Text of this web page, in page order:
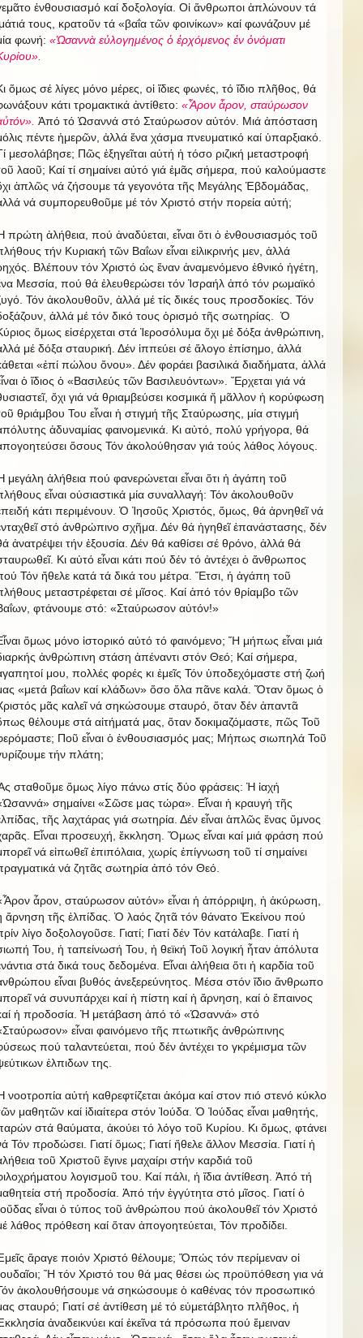
ἐνθουσιασμό καί δοξολογία. Οἱ ἄνθρωποι ἁπλώνουν τά
τους, κρατοῦν τά «βαΐα τῶν φοινίκων» καί φωνάζουν μέ
φωνή: «Ὡσαννὰ εὐλογημένος ὁ ἐρχόμενος ἐν ὀνόματι
ὅμως σέ λίγες μόνο μέρες, οἱ ἴδιες φωνές, τό ἴδιο πλῆθος, θά
κάτι τρομακτικά ἀντίθετο: «Ἆρον ἆρον, σταύρωσον
Ἀπό τό Ὡσαννά στό Σταύρωσον αὐτόν. Μιά ἀπόσταση
πέντε ἡμερῶν, ἀλλά ἕνα χάσμα πνευματικό καί ὑπαρξιακό.
μεσολάβησε; Πῶς ἐξηγεῖται αὐτή ἡ τόσο ριζική μεταστροφή
λαοῦ; Καί τί σημαίνει αὐτό γιά ἐμᾶς σήμερα, πού καλούμαστε
ἁπλῶς νά ζήσουμε τά γεγονότα τῆς Μεγάλης Ἑβδομάδας,
νά συμπορευθοῦμε μέ τόν Χριστό στήν πορεία αὐτή;
πρώτη ἀλήθεια, πού ἀναδύεται, εἶναι ὅτι ὁ ἐνθουσιασμός τοῦ
τήν Κυριακή τῶν Βαΐων εἶναι εἰλικρινής μεν, ἀλλά
Βλέπουν τόν Χριστό ὡς ἕναν ἀναμενόμενο ἐθνικό ἡγέτη,
Μεσσία, πού θά ἐλευθερώσει τόν Ἰσραήλ ἀπό τόν ρωμαϊκό
Τόν ἀκολουθοῦν, ἀλλά μέ τίς δικές τους προσδοκίες. Τόν
ἀλλά μέ τόν δικό τους ὁρισμό τῆς σωτηρίας. Ὁ
ὅμως εἰσέρχεται στά Ἱεροσόλυμα ὄχι μέ δόξα ἀνθρώπινη,
μέ δόξα σταυρική. Δέν ἱππεύει σέ ἄλογο ἐπίσημο, ἀλλά
«ἐπί πώλου ὄνου». Δέν φοράει βασιλικά διαδήματα, ἀλλά
ὁ ἴδιος ὁ «Βασιλεύς τῶν Βασιλευόντων». Ἔρχεται γιά νά
ὄχι γιά νά θριαμβεύσει κοσμικά ἤ μᾶλλον ἡ κορύφωση
θριάμβου Του εἶναι ἡ στιγμή τῆς Σταύρωσης, μία στιγμή
ἀδυναμίας φαινομενικά. Κι αὐτό, πολύ γρήγορα, θά
ὅσους Τόν ἀκολούθησαν γιά τούς λάθος λόγους.
μεγάλη ἀλήθεια πού φανερώνεται εἶναι ὅτι ἡ ἀγάπη τοῦ
εἶναι οὐσιαστικά μία συναλλαγή: Τόν ἀκολουθοῦν
κάτι περιμένουν. Ὁ Ἰησοῦς Χριστός, ὅμως, θά ἀρνηθεῖ νά
στό ἀνθρώπινο σχῆμα. Δέν θά ἡγηθεῖ ἐπανάστασης, δέν
ἀνατρέψει τήν ἐξουσία. Δέν θά καθίσει σέ θρόνο, ἀλλά θά
Κι αὐτό εἶναι κάτι πού δέν τό ἀντέχει ὁ ἄνθρωπος
Τόν ἤθελε κατά τά δικά του μέτρα. Ἔτσι, ἡ ἀγάπη τοῦ
μεταστρέφεται σέ μῖσος. Καί ἀπό τόν θρίαμβο τῶν
φτάνουμε στό: «Σταύρωσον αὐτόν!»
ὅμως μόνο ἱστορικό αὐτό τό φαινόμενο; Ἤ μήπως εἶναι μιά
ἀνθρώπινη στάση ἀπέναντι στόν Θεό; Καί σήμερα,
μου, πολλές φορές κι ἐμεῖς Τόν ὑποδεχόμαστε στή ζωή
«μετά βαΐων καί κλάδων» ὅσο ὅλα πᾶνε καλά. Ὅταν ὅμως ὁ
μᾶς καλεῖ νά σηκώσουμε σταυρό, ὅταν δέν ἀπαντᾶ
θέλουμε στά αἰτήματά μας, ὅταν δοκιμαζόμαστε, πῶς Τοῦ
Ποῦ εἶναι ὁ ἐνθουσιασμός μας; Μήπως σιωπηλά Τοῦ
τήν πλάτη;
σταθοῦμε ὅμως λίγο πάνω στίς δύο φράσεις: Ἡ ἰαχή
σημαίνει «Σῶσε μας τώρα». Εἶναι ἡ κραυγή τῆς
τῆς λαχτάρας γιά σωτηρία. Δέν εἶναι ἁπλῶς ἕνας ὕμνος
Εἶναι προσευχή, ἔκκληση. Ὅμως εἶναι καί μιά φράση πού
νά εἰπωθεῖ ἐπιπόλαια, χωρίς ἐπίγνωση τοῦ τί σημαίνει
νά ζητᾶς σωτηρία ἀπό τόν Θεό.
ἆρον, σταύρωσον αὐτόν» εἶναι ἡ ἀπόρριψη, ἡ ἀκύρωση,
ἄρνηση τῆς ἐλπίδας. Ὁ λαός ζητᾶ τόν θάνατο Ἐκείνου πού
λίγο δοξολογοῦσε. Γιατί; Γιατί δέν Τόν κατάλαβε. Γιατί ἡ
Του, ἡ ταπείνωσή Του, ἡ θεϊκή Τοῦ λογική ἦταν ἀπόλυτα
στά δικά τους δεδομένα. Εἶναι ἀλήθεια ὅτι ἡ καρδία τοῦ
εἶναι βυθός ἀνεξερεύνητος. Μέσα στόν ἴδιο ἄνθρωπο
νά συνυπάρχει καί ἡ πίστη καί ἡ ἄρνηση, καί ὁ ἔπαινος
ἡ προδοσία. Ἡ μετάβαση ἀπό τό «Ὡσαννά» στό
εἶναι φαινόμενο τῆς πτωτικῆς ἀνθρώπινης
πού ταλαντεύεται, πού δέν ἀντέχει το γκρέμισμα τῶν
ἐλπιδων της.
νοοτροπία αὐτή καθρεφτίζεται ἀκόμα καί στον πιό στενό κύκλο
μαθητῶν καί ἰδιαίτερα στόν Ἰούδα. Ὁ Ἰούδας εἶναι μαθητής,
στά θαύματα, ἀκούει τό λόγο τοῦ Κυρίου. Κι ὅμως, φτάνει
Τόν προδώσει. Γιατί ὅμως; Γιατί ἤθελε ἄλλον Μεσσία. Γιατί ἡ
τοῦ Χριστοῦ ἔγινε μαχαίρι στήν καρδιά τοῦ
λογισμοῦ του. Καί πάλι, ἡ ἴδια ἀντίθεση. Ἀπό τή
στή προδοσία. Ἀπό τήν ἐγγύτητα στό μῖσος. Γιατί ὁ
εἶναι ὁ τύπος τοῦ ἀνθρώπου πού ἀκολουθεῖ τόν Χριστό
λάθος πρόθεση καί ὅταν ἀπογοητεύεται, Τόν προδίδει.
ἄραγε ποιόν Χριστό θέλουμε; Ὅπώς τόν περίμεναν οἱ
Ἤ τόν Χριστό του θά μας θέσει ὡς προϋπόθεση για νά
ἀκολουθήσουμε νά σηκώσουμε ὁ καθένας τόν προσωπικό
σταυρό; Γιατί σέ ἀντίθεση μέ τό εὐμετάβλητο πλῆθος, ἡ
ἀναδεικνύει καί ἐκεῖνα τά πρόσωπα πού ἔμειναν